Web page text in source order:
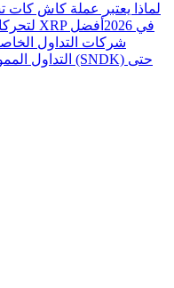
لماذا يعتبر عملة كاش كات
توقعات xrpl_adam لتحركات سعر XRP في 2026
أفضل
التداول